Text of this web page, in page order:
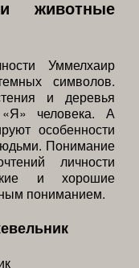
животные
Уммелхаир
символов.
и деревья
человека. А
особенности
Понимание
личности
и хорошие
пониманием.